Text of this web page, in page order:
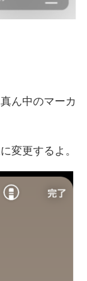
ん中のマーカ
変更するよ。